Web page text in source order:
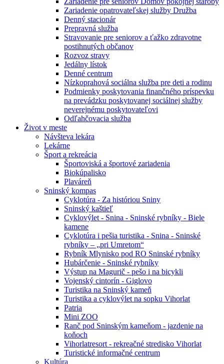
Zariadenie opatrovateľskej služby Družba
Denný stacionár
Prepravná služba
Stravovanie pre seniorov a ťažko zdravotne
postihnutých občanov
Rozvoz stravy
Jedálny lístok
Denné centrum
Nízkoprahová sociálna služba pre deti a rodinu
Podmienky poskytovania finančného príspevku
na prevádzku poskytovanej sociálnej služby
neverejnému poskytovateľovi
Odľahčovacia služba
Život v meste
Návšteva lekára
Lekárne
Šport a rekreácia
Športoviská a športové zariadenia
Biokúpalisko
Plaváreň
Sninský kompas
Cyklotúra - Za históriou Sniny
Sninský kaštieľ
Cyklovýlet - Snina - Sninské rybníky - Biele
kamene
Cyklotúra i pešia turistika - Snina - Sninské
rybníky – „pri Umretom“
Rybník Mlynisko pod RO Sninské rybníky
Hubárčenie - Sninské rybníky
Výstup na Magurič - pešo i na bicykli
Vojenský cintorín - Giglovo
Turistika na Sninský kameň
Turistika a cyklovýlet na sopku Vihorlat
Patria
Mini ZOO
Ranč pod Sninským kameňom - jazdenie na
koňoch
Vihorlatresort - rekreačné stredisko Vihorlat
Turistické informačné centrum
Kultúra